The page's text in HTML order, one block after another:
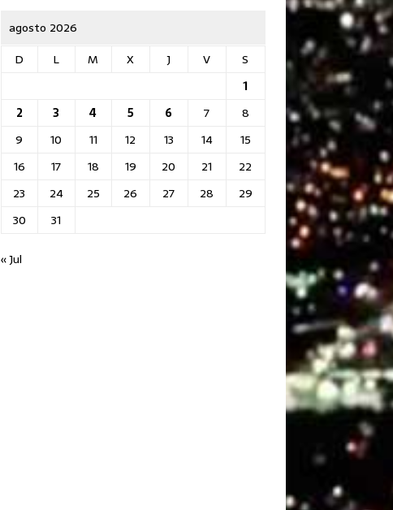
agosto 2026
D
L M X J V
S
1
2
3 4 5 6 7
8
9
10 11 12 13 14
15
16
17 18 19 20 21
22
23
24 25 26 27 28
29
30
31
« Jul